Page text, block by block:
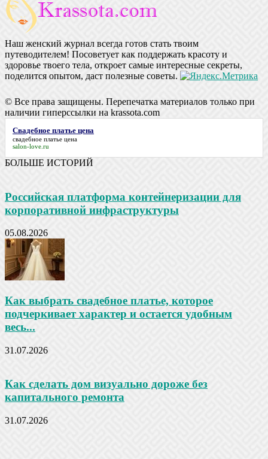
Наш женский журнал всегда готов стать твоим
путеводителем! Посоветует как поддержать красоту и
здоровье твоего тела, откроет самые интересные секреты,
поделится опытом, даст полезные советы.
© Все права защищены. Перепечатка материалов только при
наличии гиперссылки на krassota.com
Свадебное платье цена
свадебное платье цена
salon-love.ru
БОЛЬШЕ ИСТОРИЙ
Российская платформа контейнеризации для
корпоративной инфраструктуры
05.08.2026
Как выбрать свадебное платье, которое
подчеркивает характер и остается удобным
весь...
31.07.2026
Как сделать дом визуально дороже без
капитального ремонта
31.07.2026